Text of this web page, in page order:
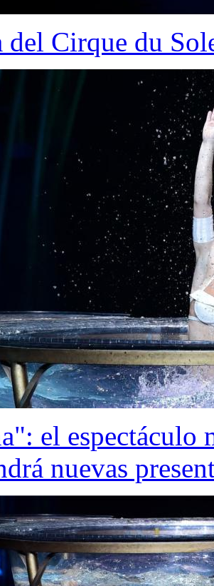
del Cirque du
el espectáculo
nuevas